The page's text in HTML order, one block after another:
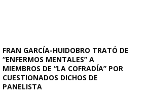
FRAN GARCÍA-HUIDOBRO TRATÓ DE
“ENFERMOS MENTALES” A
MIEMBROS DE “LA COFRADÍA” POR
CUESTIONADOS DICHOS DE
PANELISTA